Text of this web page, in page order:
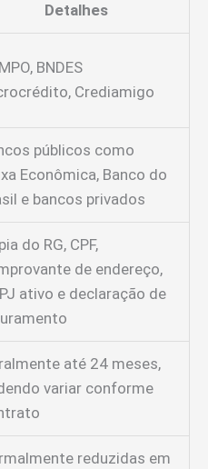
Detalhes
BNDES
Crediamigo
públicos como
Econômica, Banco do
e bancos privados
do RG, CPF,
de endereço,
ativo e declaração de
até 24 meses,
variar conforme
reduzidas em